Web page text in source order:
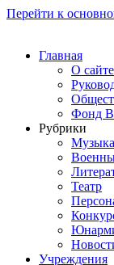
Перейти к
Главная
О сайте
Фонд
Рубрики
Музыка
Театр
Учреждения